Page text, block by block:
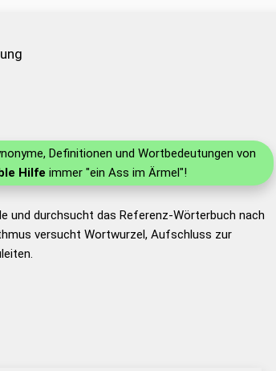
Definitionen und Wortbedeutungen von
Hilfe immer "ein Ass im Ärmel"!
und durchsucht das Referenz-Wörterbuch nach
versucht Wortwurzel, Aufschluss zur